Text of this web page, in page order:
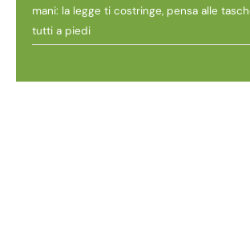
mani: la legge ti costringe, pensa alle
tutti a piedi